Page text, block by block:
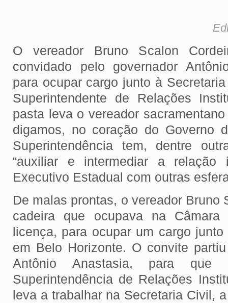
O vereador Bruno Scalon
convidado pelo governador
para ocupar cargo junto à
Superintendente de Relações
pasta leva o vereador
digamos, no coração do Governo
Superintendência tem, dentre
“auxiliar e intermediar a relação
Executivo Estadual com outras
De malas prontas, o vereador Bruno
cadeira que ocupava na Câmara
licença, para ocupar um cargo
em Belo Horizonte. O convite
Antônio Anastasia, para que
Superintendência de Relações
leva a trabalhar na Secretaria Civil,